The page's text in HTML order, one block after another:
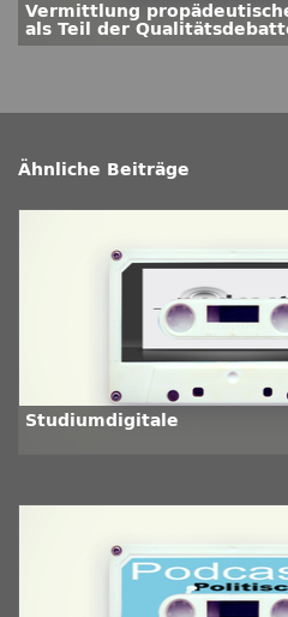
Vermittlung
als Teil der
Ähnliche Beiträge
Studiumdigitale